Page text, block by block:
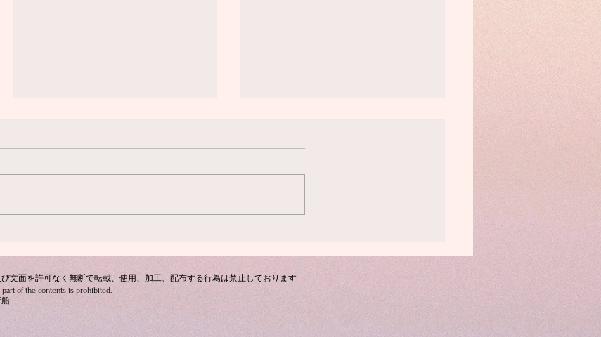
「ふと読み返したくなって、珈琲
りがとうございます！ 一息に読
しょう、またお読みくださり嬉し
い限りです。...
返信不要の方々、メッセージあり
文面を許可なく無断で転載、使用、加工、配布する行為は禁止しております
of the contents is prohibited.
船